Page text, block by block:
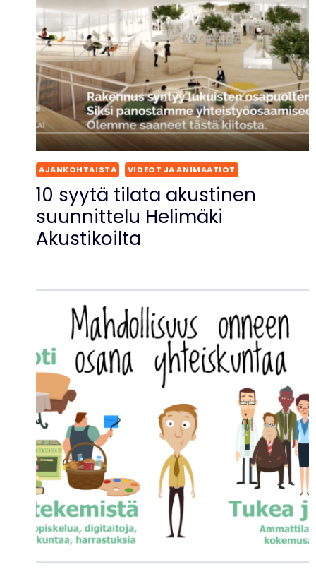
AJANKOHTAISTA VIDEOT JA ANIMAATIOT
10 syytä tilata akustinen
suunnittelu Helimäki
Akustikoilta